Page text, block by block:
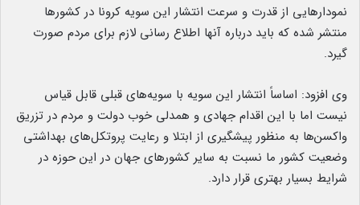
نمودارهایی از قدرت و سرعت انتشار این سویه کرونا در کشورها
منتشر شده که باید درباره آنها اطلاع رسانی لازم برای مردم صورت
گیرد.
وی افزود: اساساً انتشار این سویه با سویه‌های قبلی قابل قیاس
نیست اما با این اقدام جهادی و همدلی خوب دولت و مردم در تزریق
واکسن‌ها به منظور پیشگیری از ابتلا و رعایت پروتکل‌های بهداشتی
وضعیت کشور ما نسبت به سایر کشورهای جهان در این حوزه در
شرایط بسیار بهتری قرار دارد.